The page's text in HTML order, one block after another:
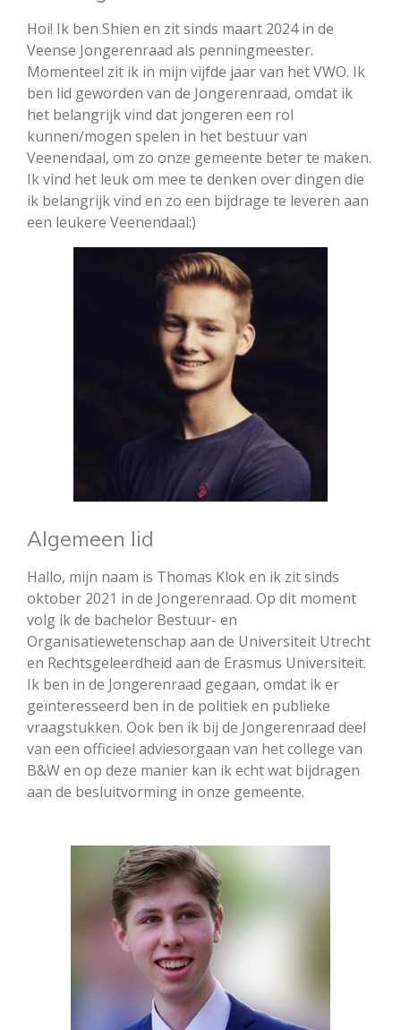
Hoi! Ik ben Shien en zit sinds maart 2024 in de
Veense Jongerenraad als penningmeester.
Momenteel zit ik in mijn vijfde jaar van het VWO. Ik
ben lid geworden van de Jongerenraad, omdat ik
het belangrijk vind dat jongeren een rol
kunnen/mogen spelen in het bestuur van
Veenendaal, om zo onze gemeente beter te maken.
Ik vind het leuk om mee te denken over dingen die
ik belangrijk vind en zo een bijdrage te leveren aan
een leukere Veenendaal:)
Algemeen lid
Hallo, mijn naam is Thomas Klok en ik zit sinds
oktober 2021 in de Jongerenraad. Op dit moment
volg ik de bachelor Bestuur- en
Organisatiewetenschap aan de Universiteit Utrecht
en Rechtsgeleerdheid aan de Erasmus Universiteit.
Ik ben in de Jongerenraad gegaan, omdat ik er
geïnteresseerd ben in de politiek en publieke
vraagstukken. Ook ben ik bij de Jongerenraad deel
van een officieel adviesorgaan van het college van
B&W en op deze manier kan ik echt wat bijdragen
aan de besluitvorming in onze gemeente.